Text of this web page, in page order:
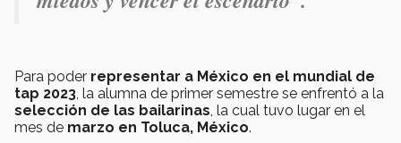
Para poder representar a México en el mundial de
tap 2023 , la alumna de primer semestre se enfrentó a la
selección de las bailarinas , la cual tuvo lugar en el
mes de marzo en Toluca, México.